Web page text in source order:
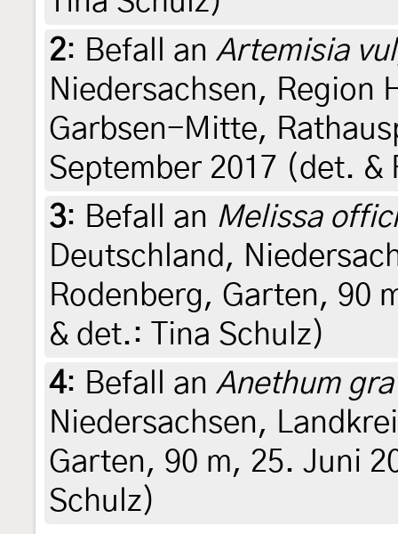
2: Befall an Artemisia
Niedersachsen, Region
Garbsen-Mitte,
September 2017 (det.
3: Befall an Melissa
Deutschland,
Rodenberg, Garten, 90
& det.: Tina Schulz)
4: Befall an Anethum
Niedersachsen,
Garten, 90 m, 25. Juni
Schulz)